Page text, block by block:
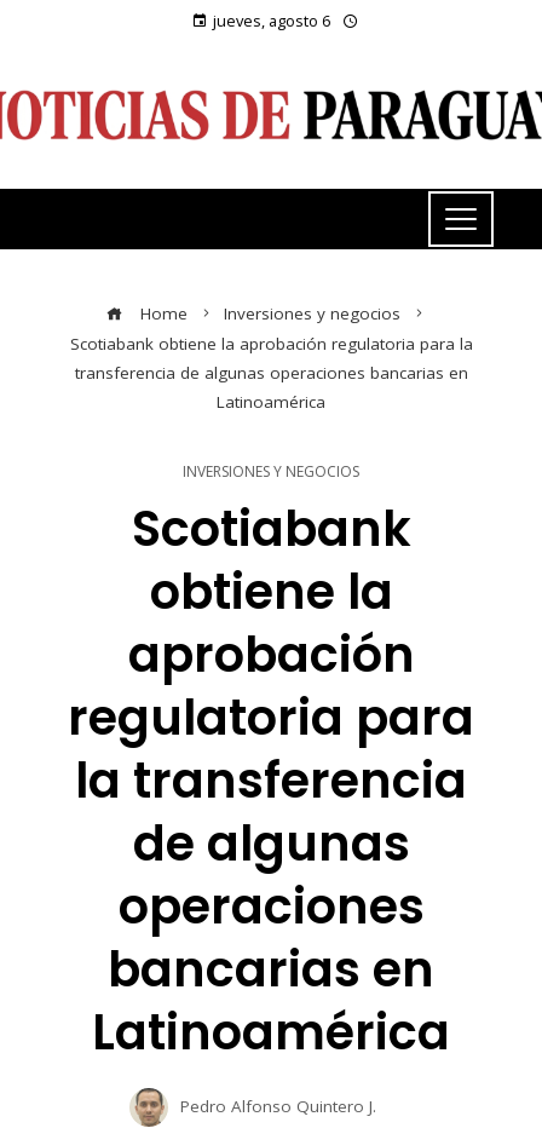
jueves, agosto 6
Home
Inversiones y negocios
Scotiabank obtiene la aprobación regulatoria para la
transferencia de algunas operaciones bancarias en
Latinoamérica
INVERSIONES Y NEGOCIOS
Scotiabank
obtiene la
aprobación
regulatoria para
la transferencia
de algunas
operaciones
bancarias en
Latinoamérica
Pedro Alfonso Quintero J.